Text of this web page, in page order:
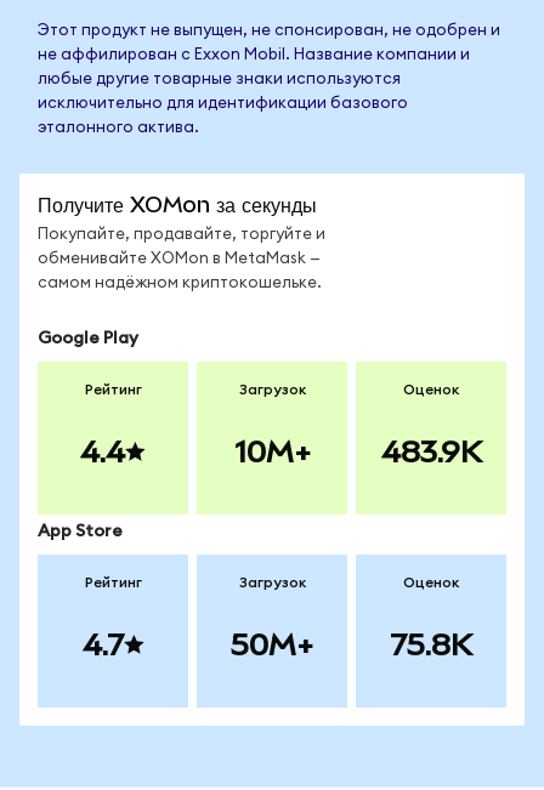
Этот продукт не выпущен, не спонсирован, не одобрен и
не аффилирован с Exxon Mobil. Название компании и
любые другие товарные знаки используются
исключительно для идентификации базового
эталонного актива.
Получите XOMon за секунды
Покупайте, продавайте, торгуйте и
обменивайте XOMon в MetaMask —
самом надёжном криптокошельке.
Google Play
Рейтинг
4.4
Загрузок
10M+
Оценок
483.9K
App Store
Рейтинг
4.7
Загрузок
50M+
Оценок
75.8K